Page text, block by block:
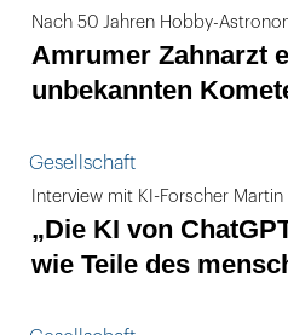
Nach 50 Jahren Hobby-
Amrumer Zahnarzt
unbekannten
Gesellschaft
Interview mit KI-Forscher
„Die KI von
wie Teile des